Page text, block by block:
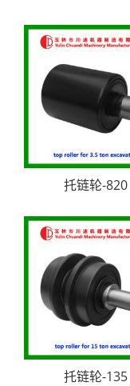
托链轮-820
托链轮-135